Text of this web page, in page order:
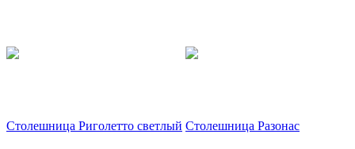
Столешница Риголетто светлый Столешница Разонас